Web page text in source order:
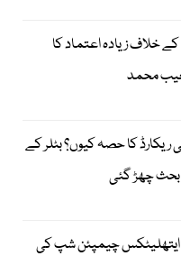
خلاف زیادہ اعتماد کا
محمد
ریکارڈ کا حصہ کیوں؟ بٹلر کے
بحث چھڑ گئی
2029 ورلڈ ایتھلیٹکس چیمپئن شپ کی